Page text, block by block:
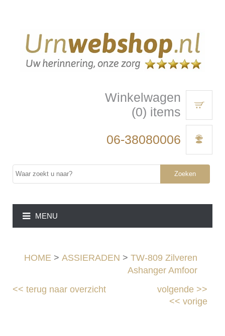
Winkelwagen
(0) items
06-38080006
Zoeken
MENU
HOME > ASSIERADEN > TW-809 Zilveren
Ashanger Amfoor
<<terug naar overzicht volgende>>
<< vorige